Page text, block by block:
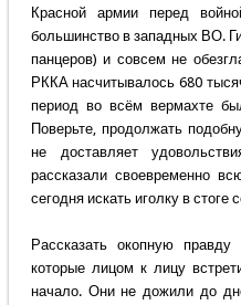
Красной армии перед
большинство в западных ВО.
панцеров) и совсем не
РККА насчитывалось 680
период во всём вермахте
Поверьте, продолжать
не доставляет
рассказали своевременно
сегодня искать иголку в стоге
Рассказать окопную
которые лицом к лицу
начало. Они не дожили до